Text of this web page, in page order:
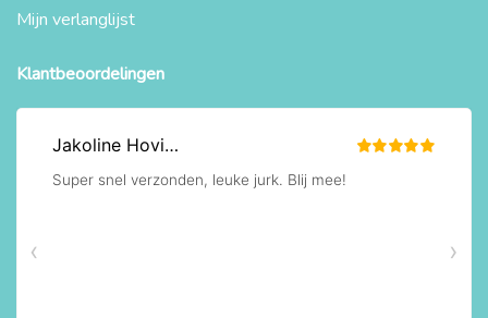
Mijn verlanglijst
Klantbeoordelingen